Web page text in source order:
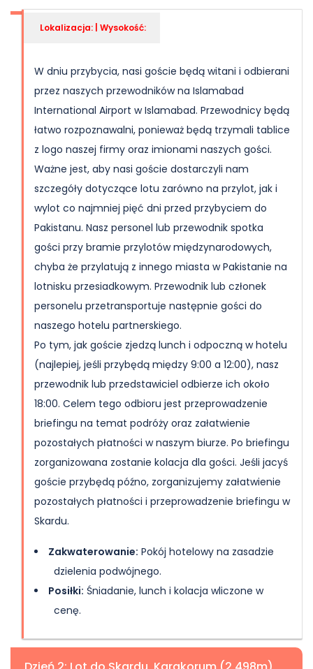
Lokalizacja: | Wysokość:
W dniu przybycia, nasi goście będą witani i odbierani
przez naszych przewodników na Islamabad
International Airport w Islamabad. Przewodnicy będą
łatwo rozpoznawalni, ponieważ będą trzymali tablice
z logo naszej firmy oraz imionami naszych gości.
Ważne jest, aby nasi goście dostarczyli nam
szczegóły dotyczące lotu zarówno na przylot, jak i
wylot co najmniej pięć dni przed przybyciem do
Pakistanu. Nasz personel lub przewodnik spotka
gości przy bramie przylotów międzynarodowych,
chyba że przylatują z innego miasta w Pakistanie na
lotnisku przesiadkowym. Przewodnik lub członek
personelu przetransportuje następnie gości do
naszego hotelu partnerskiego.
Po tym, jak goście zjedzą lunch i odpoczną w hotelu
(najlepiej, jeśli przybędą między 9:00 a 12:00), nasz
przewodnik lub przedstawiciel odbierze ich około
18:00. Celem tego odbioru jest przeprowadzenie
briefingu na temat podróży oraz załatwienie
pozostałych płatności w naszym biurze. Po briefingu
zorganizowana zostanie kolacja dla gości. Jeśli jacyś
goście przybędą późno, zorganizujemy załatwienie
pozostałych płatności i przeprowadzenie briefingu w
Skardu.
Zakwaterowanie: Pokój hotelowy na zasadzie
dzielenia podwójnego.
Posiłki: Śniadanie, lunch i kolacja wliczone w
cenę.